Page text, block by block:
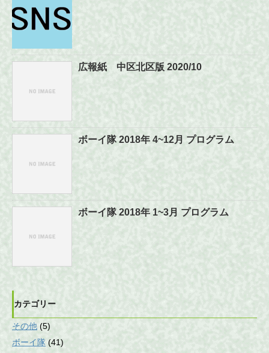
広報紙 中区北区版 2020/10
ボーイ隊 2018年 4~12月 プログラム
ボーイ隊 2018年 1~3月 プログラム
カテゴリー
その他 (5)
ボーイ隊 (41)